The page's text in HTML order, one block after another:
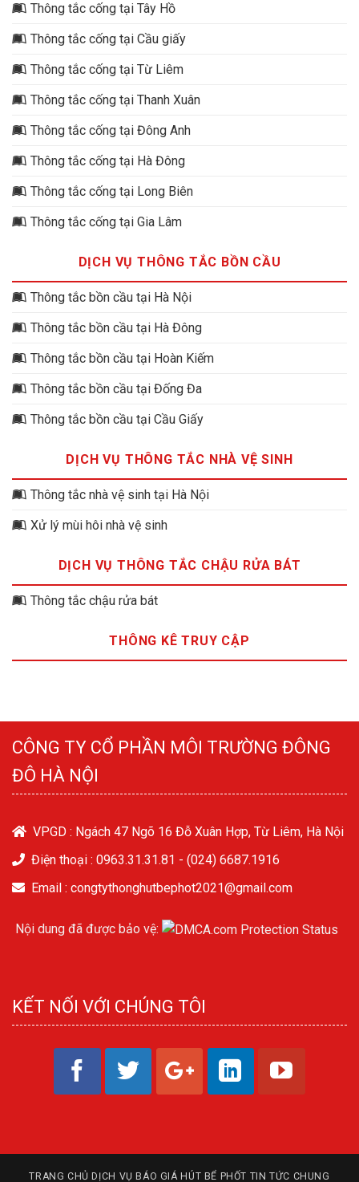
Thông tắc cống tại Tây Hồ
Thông tắc cống tại Cầu giấy
Thông tắc cống tại Từ Liêm
Thông tắc cống tại Thanh Xuân
Thông tắc cống tại Đông Anh
Thông tắc cống tại Hà Đông
Thông tắc cống tại Long Biên
Thông tắc cống tại Gia Lâm
DỊCH VỤ THÔNG TẮC BỒN CẦU
Thông tắc bồn cầu tại Hà Nội
Thông tắc bồn cầu tại Hà Đông
Thông tắc bồn cầu tại Hoàn Kiếm
Thông tắc bồn cầu tại Đống Đa
Thông tắc bồn cầu tại Cầu Giấy
DỊCH VỤ THÔNG TẮC NHÀ VỆ SINH
Thông tắc nhà vệ sinh tại Hà Nội
Xử lý mùi hôi nhà vệ sinh
DỊCH VỤ THÔNG TẮC CHẬU RỬA BÁT
Thông tắc chậu rửa bát
THÔNG KÊ TRUY CẬP
CÔNG TY CỔ PHẦN MÔI TRƯỜNG ĐÔNG
ĐÔ HÀ NỘI
VPGD : Ngách 47 Ngõ 16 Đỗ Xuân Hợp, Từ Liêm, Hà Nội
Điện thoại : 0963.31.31.81 - (024) 6687.1916
Email : congtythonghutbephot2021@gmail.com
Nội dung đã được bảo vệ:
KẾT NỐI VỚI CHÚNG TÔI
TRANG CHỦ DỊCH VỤ BÁO GIÁ HÚT BỂ PHỐT TIN TỨC CHUNG